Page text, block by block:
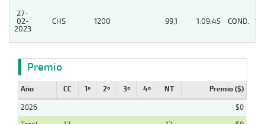
27-
02-
2023
CHS 1200 99,1 1:09:45 COND. 13
Premio
Año CC 1º 2º 3º 4º NT Premio ($)
2026
$0